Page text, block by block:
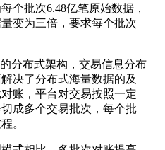
个批次6.48亿笔原始数据，
变为三倍，要求每个批次
布式架构，交易信息分布
决了分布式海量数据的及
账，平台对交易按照一定
成多个交易批次，每个批
。